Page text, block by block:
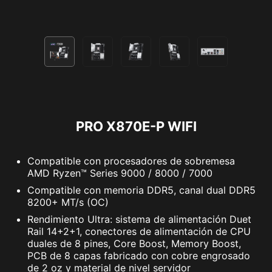
PRO X870E-P WIFI
Compatible con procesadores de sobremesa
AMD Ryzen™ Series 9000 / 8000 / 7000
Compatible con memoria DDR5, canal dual DDR5
8200+ MT/s (OC)
Rendimiento Ultra: sistema de alimentación Duet
Rail 14+2+1, conectores de alimentación de CPU
duales de 8 pines, Core Boost, Memory Boost,
PCB de 8 capas fabricado con cobre engrosado
de 2 oz y material de nivel servidor